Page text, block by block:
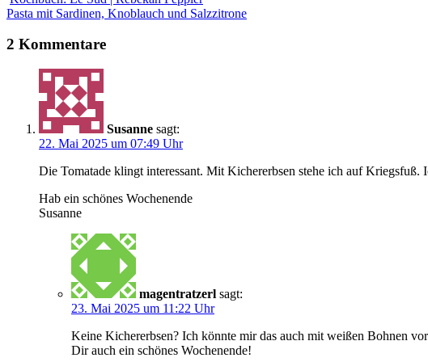
Pasta mit Sardinen, Knoblauch und Salzzitrone
2 Kommentare
Susanne sagt:
22. Mai 2025 um 07:49 Uhr
Die Tomatade klingt interessant. Mit Kichererbsen stehe ich auf
Hab ein schönes Wochenende
Susanne
magentratzerl sagt:
23. Mai 2025 um 11:22 Uhr
Keine Kichererbsen? Ich könnte mir das auch mit weißen Bohnen
Dir auch ein schönes Wochenende!